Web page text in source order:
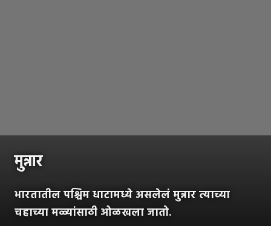
मुन्नार
भारतातील पश्चिम धाटामध्ये असलेलं मुन्नार त्याच्या
चहाच्या मळ्यांसाठी ओळखला जातो.